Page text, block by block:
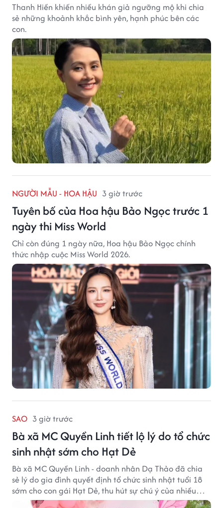
Thanh Hiền khiến nhiều khán giả ngưỡng mộ khi chia
sẻ những khoảnh khắc bình yên, hạnh phúc bên các
con.
NGƯỜI MẪU - HOA HẬU 3 giờ trước
Tuyên bố của Hoa hậu Bảo Ngọc trước 1
ngày thi Miss World
Chỉ còn đúng 1 ngày nữa, Hoa hậu Bảo Ngọc chính
thức nhập cuộc Miss World 2026.
SAO 3 giờ trước
Bà xã MC Quyền Linh tiết lộ lý do tổ chức
sinh nhật sớm cho Hạt Dẻ
Bà xã MC Quyền Linh - doanh nhân Dạ Thảo đã chia
sẻ lý do gia đình quyết định tổ chức sinh nhật tuổi 18
sớm cho con gái Hạt Dẻ, thu hút sự chú ý của nhiều
người hâm mộ.